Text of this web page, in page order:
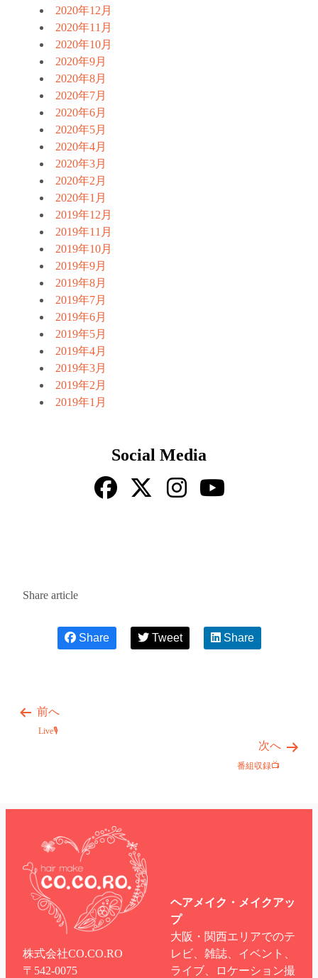
2020年12月
2020年11月
2020年10月
2020年9月
2020年8月
2020年7月
2020年6月
2020年5月
2020年4月
2020年3月
2020年2月
2020年1月
2019年12月
2019年11月
2019年10月
2019年9月
2019年8月
2019年7月
2019年6月
2019年5月
2019年4月
2019年3月
2019年2月
2019年1月
Social Media
Share article
Share Tweet Share
前へ
Live🎙
次へ
番組収録📺
株式会社CO.CO.RO
〒542-0075
ヘアメイク・メイクアッ
プ
大阪・関西エリアでのテ
レビ、雑誌、イベント、
ライブ、ロケーション撮